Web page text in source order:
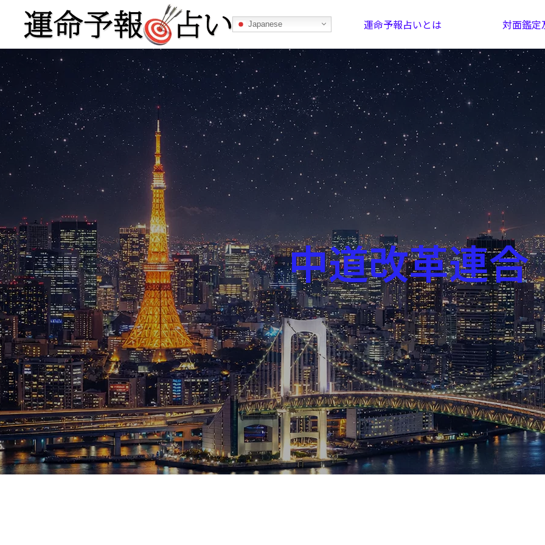
Japanese 運命予報占いとは 対面鑑定
運命予報占い
運命予報占いとは あなたの所属部屋を探そう！ 最恐の相性占い
記事カテゴリー
ブログ お知らせ 芸能界
スポーツ 競馬 社会
テニス四大大会・五輪
テニス四大大会・五輪
中道改革連合